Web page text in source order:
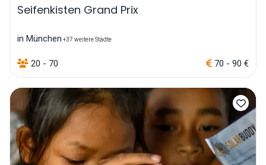
Seifenkisten Grand Prix
in München +37 weitere Städte
20 - 70 70 - 90 €